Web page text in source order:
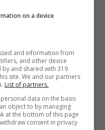
un compromesso
della Camera,
dai fatti che
Come
d’Italia ha
on a device
and information from
and other device
by and shared with 319
site. We and our partners
List of partners.
data on the basis
object to by managing
at the bottom of this page
consent in privacy